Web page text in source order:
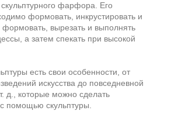
скульптурного фарфора. Его
формовать, инкрустировать и
формовать, вырезать и выполнять
а затем спекать при высокой
есть свои особенности, от
искусства до повседневной
д., которые можно сделать
помощью скульптуры.